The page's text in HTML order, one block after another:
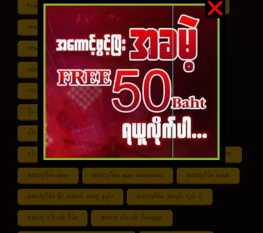
Free ငါး ပစ် ဂိမ်း Myanmar ကာစီနို Online ငါး ဂိမ်း apk
online ငါး ပစ် ဂိမ်းapp Shan Koe Mee ငါး ပစ် ဂိမ်း
Shwe ကာစီနို APK UFABET ufabet888
ufabet เข้าสู่ระบบ ကာစီနို app ကာစီနို ဂိမ်း
ကာစီနို ငါး ပစ် ဂိမ်း ကာစီနို စလော့ဂိမ်း ကျွဲ စလော့ဂိမ်း
ဂိုး ပေါင်း လောင်း နည်း ငါး ဂိမ်း ငွေ အကောင် ဆုံး
ငါးပစ်ဂိမ်း App download ငါး ပစ် ဂိမ်း link
ငါး ပစ် ဂိမ်း ဆော့ နည်း ငါး ပစ် ဂိမ်း ပိုက်ဆံ ရ စလော့ဂိမ်း APK
စလော့ဂိမ်း app စလော့ဂိမ်း app download စလော့ဂိမ်း hack
စလော့ဂိမ်း နိုင် အောင် ဆော့ နည်း စလော့ဂိမ်း အလုပ် လုပ် ပုံ
စလော့ ငါး ပစ် ဂိမ်း စလော့ ငါး ပစ် ဂိမ်းapp